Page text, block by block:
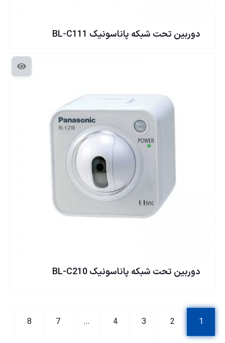
دوربين تحت شبكه پاناسونيک BL-C111
دوربين تحت شبكه پاناسونيک BL-C210
1
2
3
4
…
7
8